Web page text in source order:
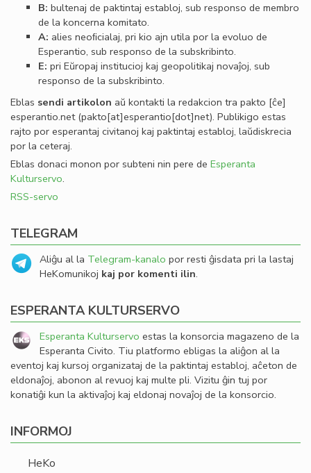
B: bultenaj de paktintaj establoj, sub responso de membro
de la koncerna komitato.
A: alies neoﬁcialaj, pri kio ajn utila por la evoluo de
Esperantio, sub responso de la subskribinto.
E: pri Eŭropaj institucioj kaj geopolitikaj novaĵoj, sub
responso de la subskribinto.
Eblas sendi artikolon aŭ kontakti la redakcion tra pakto [ĉe]
esperantio.net(pakto[at]esperantio[dot]net). Publikigo estas
rajto por esperantaj civitanoj kaj paktintaj establoj, laŭdiskrecia
por la ceteraj.
Eblas donaci monon por subteni nin pere de Esperanta
Kulturservo.
RSS-servo
TELEGRAM
Aliĝu al la Telegram-kanalo por resti ĝisdata pri la lastaj
HeKomunikoj kaj por komenti ilin.
ESPERANTA KULTURSERVO
Esperanta Kulturservo estas la konsorcia magazeno de la
Esperanta Civito. Tiu platformo ebligas la aliĝon al la
eventoj kaj kursoj organizataj de la paktintaj establoj, aĉeton de
eldonaĵoj, abonon al revuoj kaj multe pli. Vizitu ĝin tuj por
konatiĝi kun la aktivaĵoj kaj eldonaj novaĵoj de la konsorcio.
INFORMOJ
HeKo